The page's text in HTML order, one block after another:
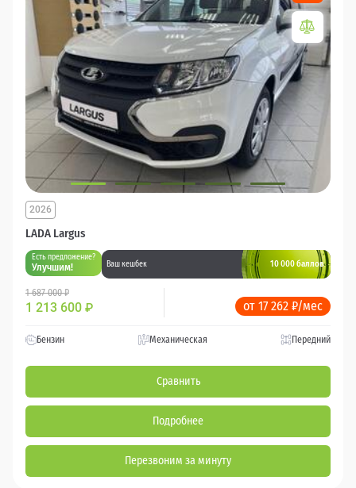
LADA Largus
2026
Есть предложение?
Улучшим! Ваш кешбек 10 000 баллов
1 687 000 ₽
1 213 600 ₽ от 17 262 ₽/мес
Бензин Механическая Передний
Сравнить
Подробнее
Перезвоним за минуту